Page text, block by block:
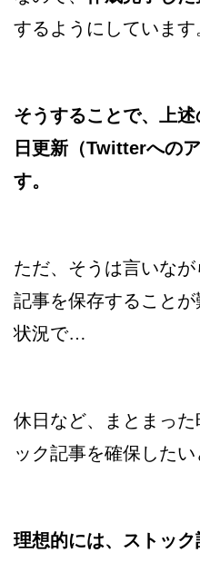
するようにしています
そうすることで、上
日更新（Twitterへの
す。
ただ、そうは言いな
記事を保存すること
状況で…
休日など、まとまっ
ック記事を確保したい
理想的には、ストッ